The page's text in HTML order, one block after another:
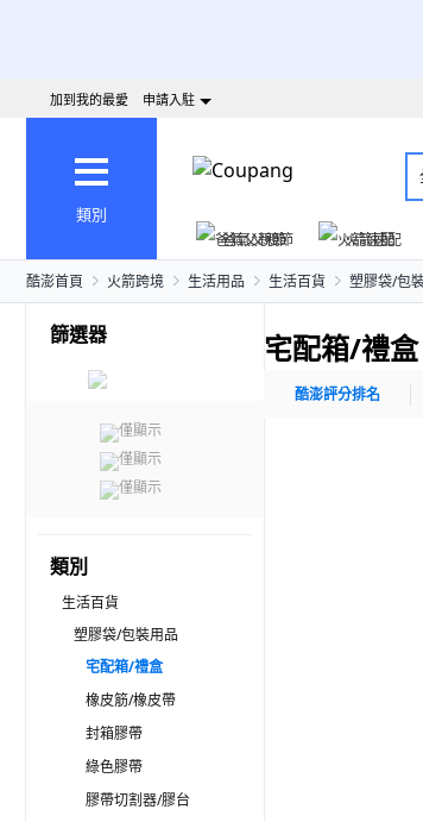
加到我的最愛 申請入駐
類別
爸氣父親節 火箭速配
酷澎首頁 火箭跨境 生活用品 生活百貨 塑膠袋/包
篩選器
僅顯示
僅顯示
僅顯示
類別
生活百貨
塑膠袋/包裝用品
宅配箱/禮盒
橡皮筋/橡皮帶
封箱膠帶
綠色膠帶
膠帶切割器/膠台
宅配箱/禮盒
酷澎評分排名